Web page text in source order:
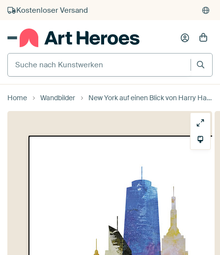
Kauf auf Rechnung
Individueller Druck auf Bestellung
Suche nach Kunstwerken
Home Wandbilder New York auf einen Blick von Harry Hadders Design